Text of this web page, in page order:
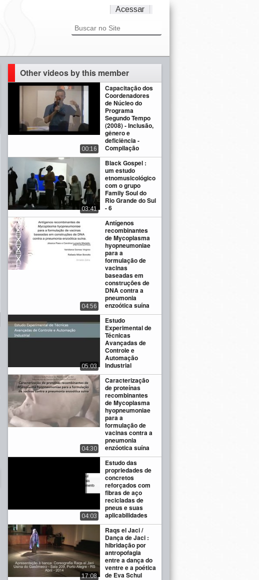
Acessar
Other videos by this member
Capacitação dos
Coordenadores
de Núcleo do
Programa
Segundo Tempo
(2008) - Inclusão,
gênero e
deficiência -
Compilação
00:16
Black Gospel :
um estudo
etnomusicológico
com o grupo
Family Soul do
Rio Grande do Sul
- 6
03:41
Antígenos
recombinantes
de Mycoplasma
hyopneumoniae
para a
formulação de
vacinas
baseadas em
construções de
DNA contra a
pneumonia
enzoótica suína
04:56
Estudo
Experimental de
Técnicas
Avançadas de
Controle e
Automação
Industrial
05:03
Caracterização
de proteínas
recombinantes
de Mycoplasma
hyopneumoniae
para a
formulação de
vacinas contra a
pneumonia
enzóotica suína
04:30
Estudo das
propriedades de
concretos
reforçados com
fibras de aço
recicladas de
pneus e suas
aplicabilidades
04:03
Raqs el Jaci /
Dança de Jaci :
hibridação por
antropofagia
entre a dança do
ventre e a poética
de Eva Schul
17:08